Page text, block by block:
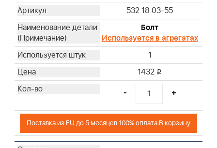
532 18 03-55
Болт
Используется в агрегатах
1
1432 i
- +
Поставка из EU до 5 месяцев 100% оплата В корзину